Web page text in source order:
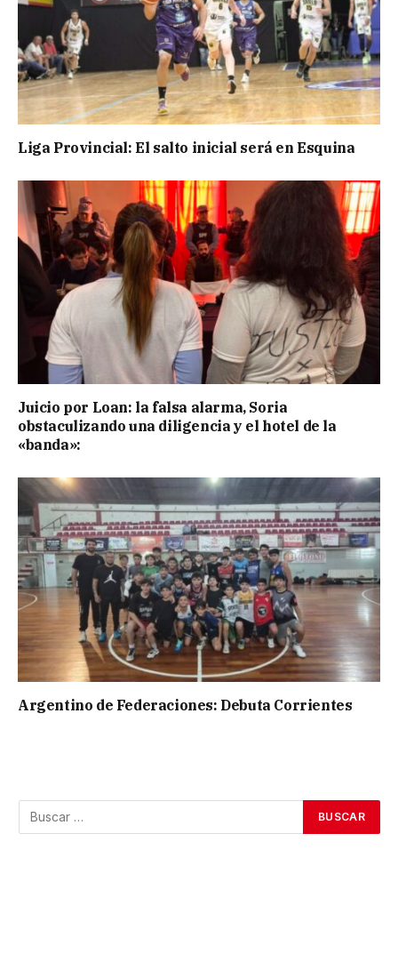
Liga Provincial: El salto inicial será en Esquina
Juicio por Loan: la falsa alarma, Soria
obstaculizando una diligencia y el hotel de la
«banda»:
Argentino de Federaciones: Debuta Corrientes